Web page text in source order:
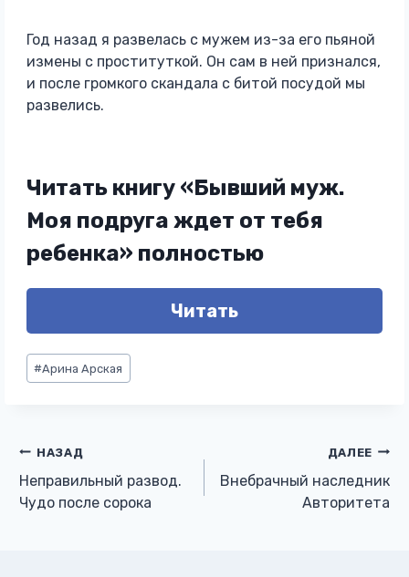
Год назад я развелась с мужем из-за его пьяной
измены с проституткой. Он сам в ней признался,
и после громкого скандала с битой посудой мы
развелись.
Читать книгу «Бывший муж.
Моя подруга ждет от тебя
ребенка» полностью
Читать
Метки
записи:
#Арина Арская
Навигация
по
НАЗАД
Неправильный развод.
Чудо после сорока
ДАЛЕЕ
Внебрачный наследник
Авторитета